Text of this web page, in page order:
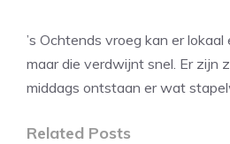
’s Ochtends vroeg kan er lokaal
maar die verdwijnt snel. Er zijn
middags ontstaan er wat
Related Posts